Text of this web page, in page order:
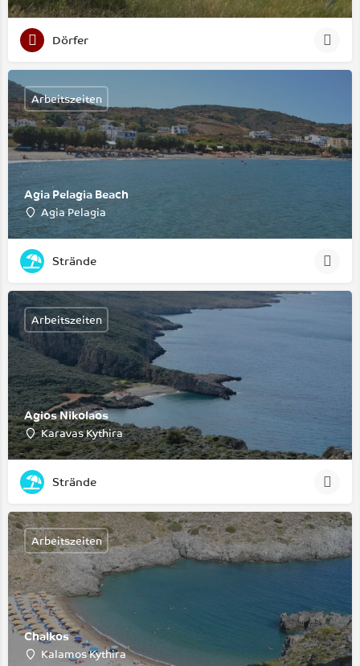
Dörfer
Agia Pelagia Beach
Agia Pelagia
Arbeitszeiten
Strände
Agios Nikolaos
Karavas Kythira
Arbeitszeiten
Strände
Chalkos
Kalamos Kythira
Arbeitszeiten